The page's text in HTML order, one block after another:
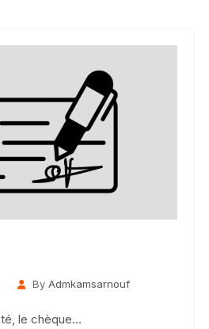
By Admkamsarnouf
le chèque…